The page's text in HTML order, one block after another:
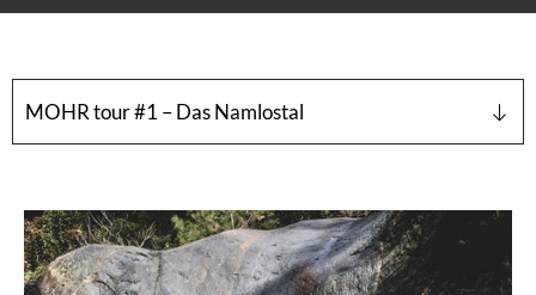
MOHR tour #1 – Das Namlostal
wenigen Minuten entlang der B179 erreicht man
das erste Highlight: den Blindsee, dessen Wasser
smaragdgrün-türkisfarben schimmert und zu einer
kurzen Pause einlädt. Weiter geht es durch das